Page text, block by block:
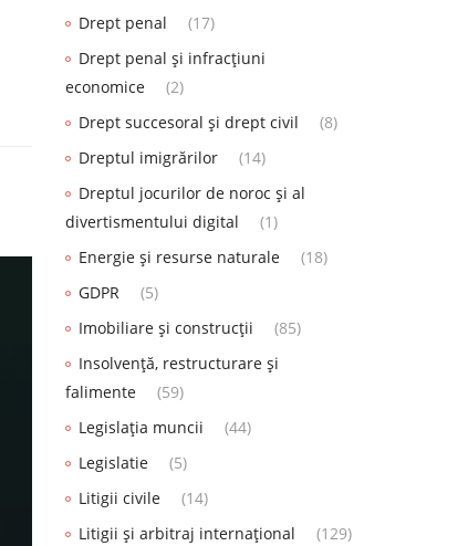
Drept penal
(17)
Drept penal și infracțiuni
economice
(2)
Drept succesoral și drept civil
(8)
Dreptul imigrărilor
(14)
Dreptul jocurilor de noroc și al
divertismentului digital
(1)
Energie și resurse naturale
(18)
GDPR
(5)
Imobiliare și construcții
(85)
Insolvență, restructurare și
falimente
(59)
Legislația muncii
(44)
Legislatie
(5)
Litigii civile
(14)
Litigii și arbitraj internațional
(129)